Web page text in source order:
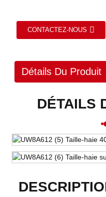
CONTACTEZ-NOUS
Détails Du Produit
DÉTAILS